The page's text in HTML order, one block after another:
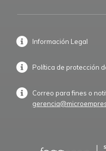
Información Legal
Política de protección
Correo para fines o